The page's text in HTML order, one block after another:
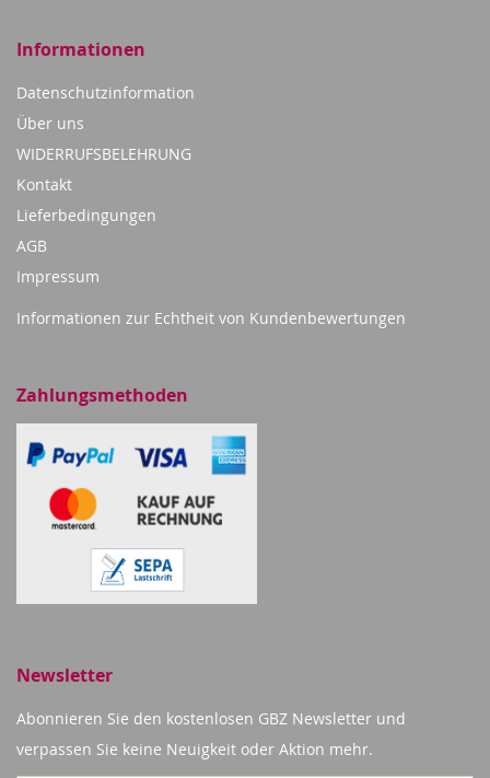
Informationen
Datenschutzinformation
Über uns
WIDERRUFSBELEHRUNG
Kontakt
Lieferbedingungen
AGB
Impressum
Informationen zur Echtheit von Kundenbewertungen
Zahlungsmethoden
Newsletter
Abonnieren Sie den kostenlosen GBZ Newsletter und
verpassen Sie keine Neuigkeit oder Aktion mehr.